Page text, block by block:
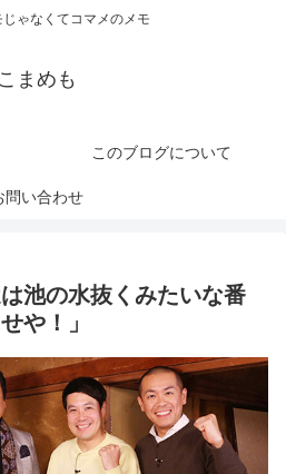
ゃなくてコマメのメモ
こまめも
このブログについて
問い合わせ
池の水抜くみたいな番
や！」